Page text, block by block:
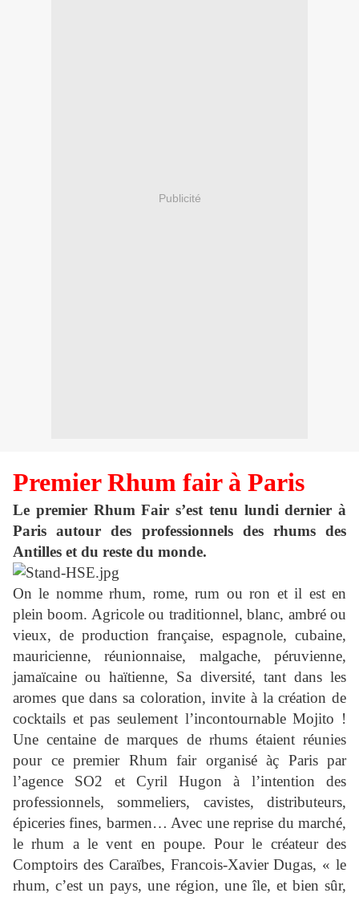
Publicité
Premier Rhum fair à Paris
Le premier Rhum Fair s’est tenu lundi dernier à
Paris autour des professionnels des rhums des
Antilles et du reste du monde.
On le nomme rhum, rome, rum ou ron et il est en
plein boom. Agricole ou traditionnel, blanc, ambré ou
vieux, de production française, espagnole, cubaine,
mauricienne, réunionnaise, malgache, péruvienne,
jamaïcaine ou haïtienne, Sa diversité, tant dans les
aromes que dans sa coloration, invite à la création de
cocktails et pas seulement l’incontournable Mojito !
Une centaine de marques de rhums étaient réunies
pour ce premier Rhum fair organisé àç Paris par
l’agence SO2 et Cyril Hugon à l’intention des
professionnels, sommeliers, cavistes, distributeurs,
épiceries fines, barmen… Avec une reprise du marché,
le rhum a le vent en poupe. Pour le créateur des
Comptoirs des Caraïbes, Francois-Xavier Dugas, « le
rhum, c’est un pays, une région, une île, et bien sûr,